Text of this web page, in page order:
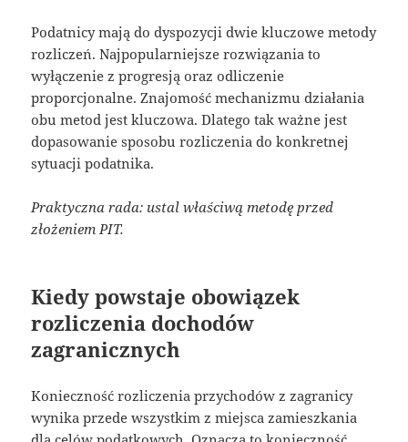
Podatnicy mają do dyspozycji dwie kluczowe metody
rozliczeń. Najpopularniejsze rozwiązania to
wyłączenie z progresją oraz odliczenie
proporcjonalne. Znajomość mechanizmu działania
obu metod jest kluczowa. Dlatego tak ważne jest
dopasowanie sposobu rozliczenia do konkretnej
sytuacji podatnika.
Praktyczna rada: ustal właściwą metodę przed
złożeniem PIT.
Kiedy powstaje obowiązek
rozliczenia dochodów
zagranicznych
Konieczność rozliczenia przychodów z zagranicy
wynika przede wszystkim z miejsca zamieszkania